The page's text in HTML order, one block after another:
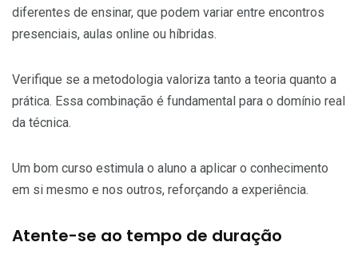
diferentes de ensinar, que podem variar entre encontros
presenciais, aulas online ou híbridas.
Verifique se a metodologia valoriza tanto a teoria quanto a
prática. Essa combinação é fundamental para o domínio real
da técnica.
Um bom curso estimula o aluno a aplicar o conhecimento
em si mesmo e nos outros, reforçando a experiência.
Atente-se ao tempo de duração